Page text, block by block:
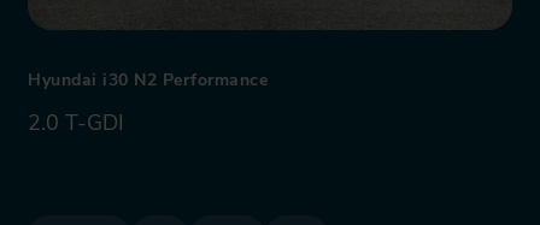
Hyundai i30 N2 Performance
2.0 T-GDI